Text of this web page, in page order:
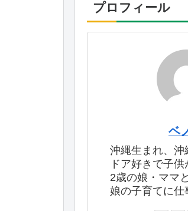
プロフィール
ベ
沖縄生まれ、沖
ドア好きで子
2歳の娘・ママ
娘の子育てに仕